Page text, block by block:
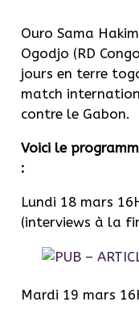
Ouro Sama
Ogodjo (RD
jours en terre
match
contre le Gabon.
Voici le
:
Lundi 18 mars
(interviews à la
Mardi 19 mars